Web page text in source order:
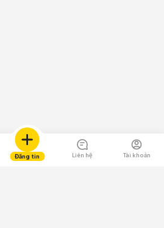
Đăng tin Liên hệ Tài khoản